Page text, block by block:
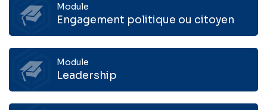
Module
Engagement politique ou citoyen
Module
Leadership